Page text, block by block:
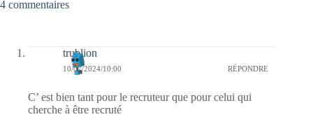
4 commentaires
trublion
10/07/2024/10:00 RÉPONDRE
C’ est bien tant pour le recruteur que pour celui qui
cherche à être recruté